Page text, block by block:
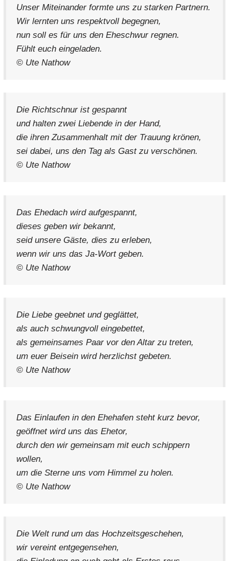
Unser Miteinander formte uns zu starken Partnern.
Wir lernten uns respektvoll begegnen,
nun soll es für uns den Eheschwur regnen.
Fühlt euch eingeladen.
© Ute Nathow
Die Richtschnur ist gespannt
und halten zwei Liebende in der Hand,
die ihren Zusammenhalt mit der Trauung krönen,
sei dabei, uns den Tag als Gast zu verschönen.
© Ute Nathow
Das Ehedach wird aufgespannt,
dieses geben wir bekannt,
seid unsere Gäste, dies zu erleben,
wenn wir uns das Ja-Wort geben.
© Ute Nathow
Die Liebe geebnet und geglättet,
als auch schwungvoll eingebettet,
als gemeinsames Paar vor den Altar zu treten,
um euer Beisein wird herzlichst gebeten.
© Ute Nathow
Das Einlaufen in den Ehehafen steht kurz bevor,
geöffnet wird uns das Ehetor,
durch den wir gemeinsam mit euch schippern
wollen,
um die Sterne uns vom Himmel zu holen.
© Ute Nathow
Die Welt rund um das Hochzeitsgeschehen,
wir vereint entgegensehen,